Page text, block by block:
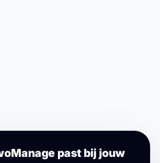
past bij jouw